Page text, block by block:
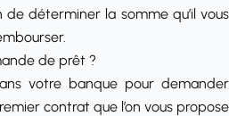
de déterminer la somme qu’il vous
de prêt ?
votre banque pour demander
contrat que l’on vous propose